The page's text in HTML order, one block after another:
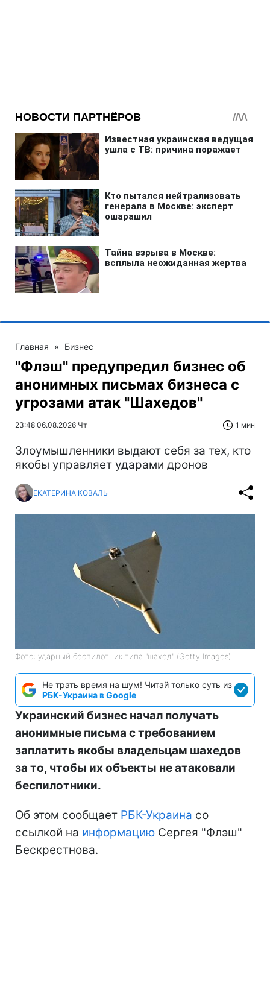
Главная » Бизнес
"Флэш" предупредил бизнес об
анонимных письмах бизнеса с
угрозами атак "Шахедов"
23:48 06.08.2026 Чт 1 мин
Злоумышленники выдают себя за тех, кто
якобы управляет ударами дронов
ЕКАТЕРИНА КОВАЛЬ
Фото: ударный беспилотник типа "шахед" (Getty Images)
Не трать время на шум! Читай только суть из
РБК-Украина в Google
Украинский бизнес начал получать
анонимные письма с требованием
заплатить якобы владельцам шахедов
за то, чтобы их объекты не атаковали
беспилотники.
Об этом сообщает РБК-Украина со
ссылкой на информацию Сергея "Флэш"
Бескрестнова.